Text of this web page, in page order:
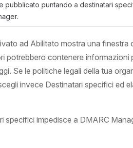
pubblicato puntando a destinatari
ad Abilitato mostra una finestra
potrebbero contenere informazioni
Se le politiche legali della tua
invece Destinatari specifici ed
specifici impedisce a DMARC